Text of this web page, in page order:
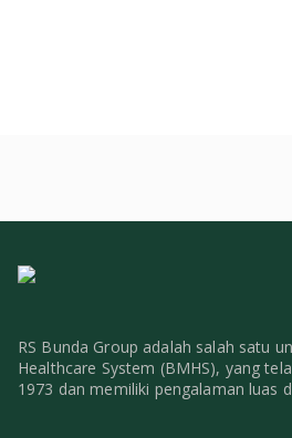
RS Bunda Group adalah salah satu
Healthcare System (BMHS), yang
1973 dan memiliki pengalaman luas